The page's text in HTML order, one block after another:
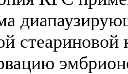
стеариновой